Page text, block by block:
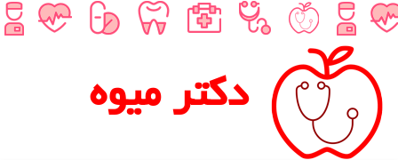
دكتر میوه